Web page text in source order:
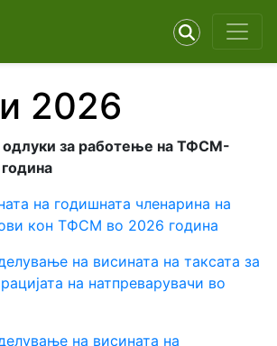
2026
за работење на ТФСМ-
на годишната членарина на
кон ТФСМ во 2026 година
на висината на таксата за
на натпреварувачи во
на висината на